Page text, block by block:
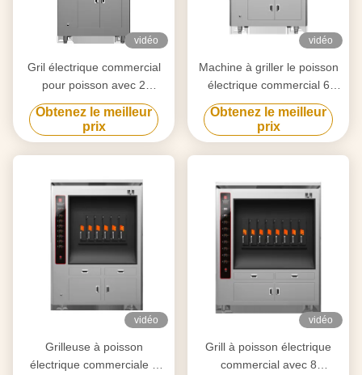
vidéo
Gril électrique commercial
pour poisson avec 2
compartiments 190KG
Obtenez le meilleur
prix
vidéo
Machine à griller le poisson
électrique commercial 6
compartiments 380KG
Obtenez le meilleur
prix
vidéo
Grilleuse à poisson
électrique commerciale 6
vidéo
Grill à poisson électrique
commercial avec 8